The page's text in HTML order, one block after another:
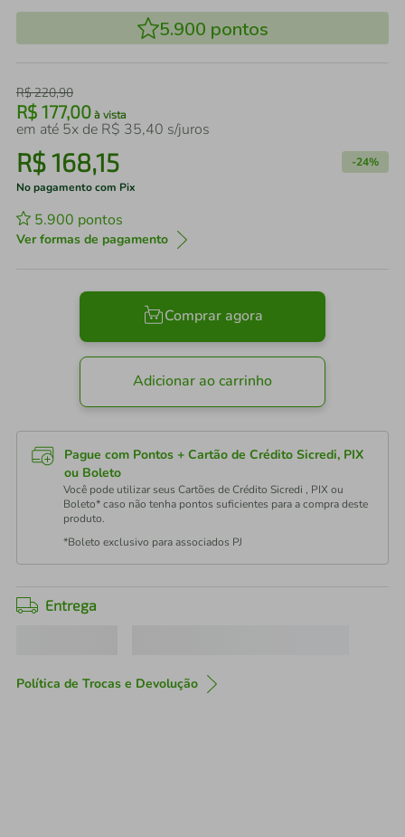
5.900 pontos
R$220,90
R$ 177,00 à vista
em até 5x de R$ 35,40 s/juros
R$168,15 -24%
No pagamento com Pix
5.900 pontos
Ver formas de pagamento
Comprar agora
Adicionar ao carrinho
Pague com Pontos + Cartão de Crédito Sicredi, PIX
ou Boleto
Você pode utilizar seus Cartões de Crédito Sicredi , PIX ou
Boleto* caso não tenha pontos suficientes para a compra deste
produto.
*Boleto exclusivo para associados PJ
Entrega
Política de Trocas e Devolução